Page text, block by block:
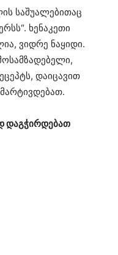
საშუალებითაც
ხენაკეთი
ვიდრე ნაყიდი.
დაიცავით
დაგჭირდებათ